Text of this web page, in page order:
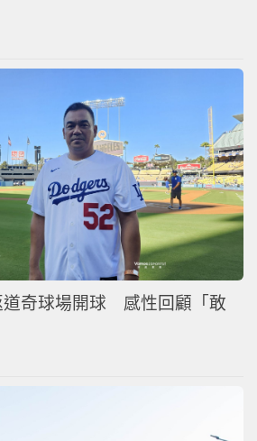
道奇球場開球 感性回顧「敢